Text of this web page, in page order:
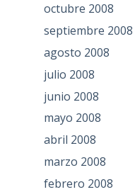
octubre 2008
septiembre 2008
agosto 2008
julio 2008
junio 2008
mayo 2008
abril 2008
marzo 2008
febrero 2008